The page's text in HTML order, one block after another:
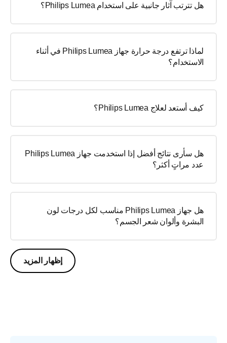
هل تترتب آثار جانبية على استخدام Philips Lumea؟
لماذا ترتفع درجة حرارة جهاز Philips Lumea في أثناء
الاستخدام؟
كيف أستعد لعلاج Philips Lumea؟
هل سأرى نتائج أفضل إذا استخدمت جهاز Philips Lumea
عدد مراتٍ أكثر؟
هل جهاز Philips Lumea مناسب لكل درجات لون
البشرة وألوان شعر الجسم؟
إظهار المزيد